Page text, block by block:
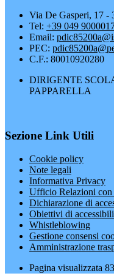
Via De Gasperi, 17 -
Tel: +39 049
Email:
PEC:
C.F.: 80010920280
DIRIGENTE
PAPPARELLA
Sezione Link Utili
Cookie policy
Note legali
Informativa Privacy
Ufficio Relazioni
Dichiarazione di
Obiettivi di
Whistleblowing
Gestione consensi
Amministrazione
Pagina visualizzata